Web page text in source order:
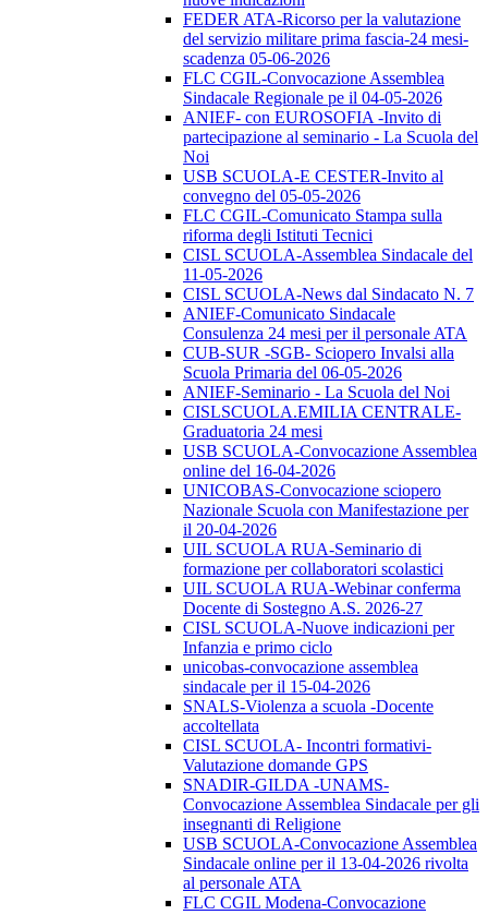
FEDER ATA-Ricorso per la valutazione
del servizio militare prima fascia-24 mesi-
scadenza 05-06-2026
FLC CGIL-Convocazione Assemblea
Sindacale Regionale pe il 04-05-2026
ANIEF- con EUROSOFIA -Invito di
partecipazione al seminario - La Scuola del
Noi
USB SCUOLA-E CESTER-Invito al
convegno del 05-05-2026
FLC CGIL-Comunicato Stampa sulla
riforma degli Istituti Tecnici
CISL SCUOLA-Assemblea Sindacale del
11-05-2026
CISL SCUOLA-News dal Sindacato N. 7
ANIEF-Comunicato Sindacale
Consulenza 24 mesi per il personale ATA
CUB-SUR -SGB- Sciopero Invalsi alla
Scuola Primaria del 06-05-2026
ANIEF-Seminario - La Scuola del Noi
CISLSCUOLA.EMILIA CENTRALE-
Graduatoria 24 mesi
USB SCUOLA-Convocazione Assemblea
online del 16-04-2026
UNICOBAS-Convocazione sciopero
Nazionale Scuola con Manifestazione per
il 20-04-2026
UIL SCUOLA RUA-Seminario di
formazione per collaboratori scolastici
UIL SCUOLA RUA-Webinar conferma
Docente di Sostegno A.S. 2026-27
CISL SCUOLA-Nuove indicazioni per
Infanzia e primo ciclo
unicobas-convocazione assemblea
sindacale per il 15-04-2026
SNALS-Violenza a scuola -Docente
accoltellata
CISL SCUOLA- Incontri formativi-
Valutazione domande GPS
SNADIR-GILDA -UNAMS-
Convocazione Assemblea Sindacale per gli
insegnanti di Religione
USB SCUOLA-Convocazione Assemblea
Sindacale online per il 13-04-2026 rivolta
al personale ATA
FLC CGIL Modena-Convocazione